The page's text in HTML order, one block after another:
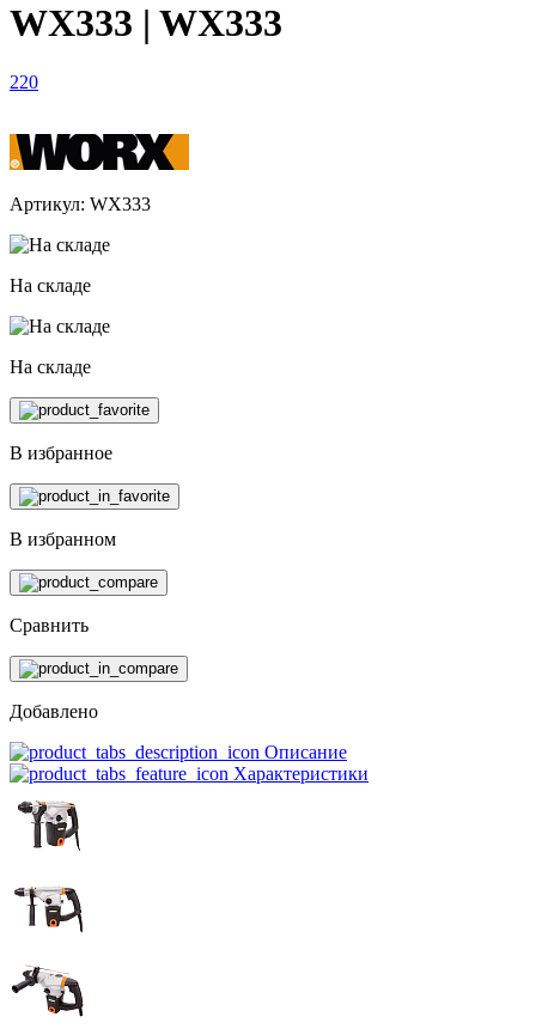
WX333 | WX333
220
Артикул: WX333
На складе
На складе
В избранное
В избранном
Сравнить
Добавлено
Описание
Характеристики